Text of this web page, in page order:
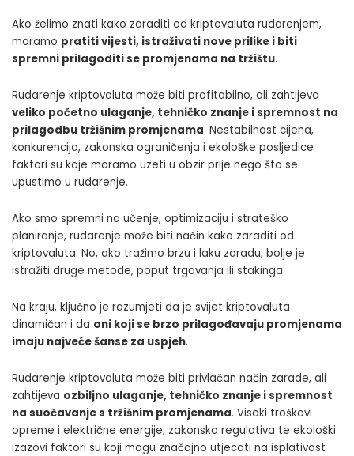
Ako želimo znati kako zaraditi od kriptovaluta rudarenjem,
moramo pratiti vijesti, istraživati nove prilike i biti
spremni prilagoditi se promjenama na tržištu.
Rudarenje kriptovaluta može biti profitabilno, ali zahtijeva
veliko početno ulaganje, tehničko znanje i spremnost na
prilagodbu tržišnim promjenama. Nestabilnost cijena,
konkurencija, zakonska ograničenja i ekološke posljedice
faktori su koje moramo uzeti u obzir prije nego što se
upustimo u rudarenje.
Ako smo spremni na učenje, optimizaciju i strateško
planiranje, rudarenje može biti način kako zaraditi od
kriptovaluta. No, ako tražimo brzu i laku zaradu, bolje je
istražiti druge metode, poput trgovanja ili stakinga.
Na kraju, ključno je razumjeti da je svijet kriptovaluta
dinamičan i da oni koji se brzo prilagođavaju promjenama
imaju najveće šanse za uspjeh.
Rudarenje kriptovaluta može biti privlačan način zarade, ali
zahtijeva ozbiljno ulaganje, tehničko znanje i spremnost
na suočavanje s tržišnim promjenama. Visoki troškovi
opreme i električne energije, zakonska regulativa te ekološki
izazovi faktori su koji mogu značajno utjecati na isplativost